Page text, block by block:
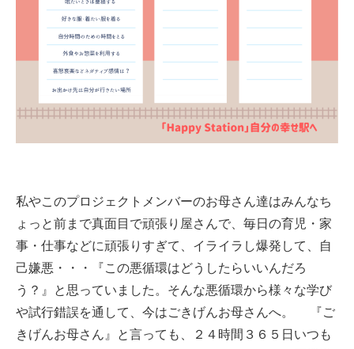
私やこのプロジェクトメンバーのお母さん達はみんなち
ょっと前まで真面目で頑張り屋さんで、毎日の育児・家
事・仕事などに頑張りすぎて、イライラし爆発して、自
己嫌悪・・・『この悪循環はどうしたらいいんだろ
う？』と思っていました。そんな悪循環から様々な学び
や試行錯誤を通して、今はごきげんお母さんへ。
『ご
きげんお母さん』と言っても、２４時間３６５日いつも